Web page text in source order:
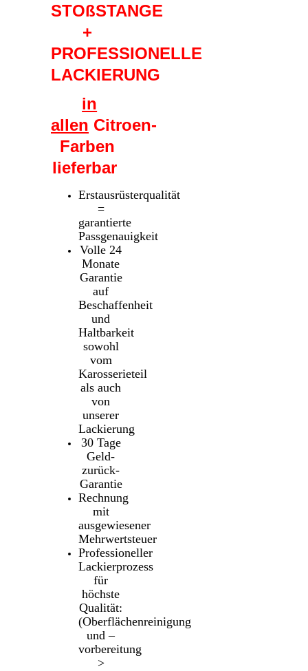
STOßSTANGE
+
PROFESSIONELLE
LACKIERUNG
in
allen Citroen-
Farben
lieferbar
Erstausrüsterqualität
=
garantierte
Passgenauigkeit
Volle 24
Monate
Garantie
auf
Beschaffenheit
und
Haltbarkeit
sowohl
vom
Karosserieteil
als auch
von
unserer
Lackierung
30 Tage
Geld-
zurück-
Garantie
Rechnung
mit
ausgewiesener
Mehrwertsteuer
Professioneller
Lackierprozess
für
höchste
Qualität:
(Oberflächenreinigung
und –
vorbereitung
>